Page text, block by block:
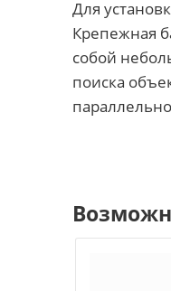
Для
Крепежная
собой
поиска